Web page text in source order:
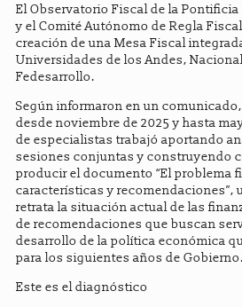
El Observatorio Fiscal de la
y el Comité Autónomo de Regla
creación de una Mesa Fiscal
Universidades de los Andes,
Fedesarrollo.
Según informaron en un
desde noviembre de 2025 y hasta
de especialistas trabajó aportando
sesiones conjuntas y construyendo
producir el documento “El problema
características y recomendaciones”,
retrata la situación actual de las
de recomendaciones que buscan
desarrollo de la política económica
para los siguientes años de Gobierno.
Este es el diagnóstico